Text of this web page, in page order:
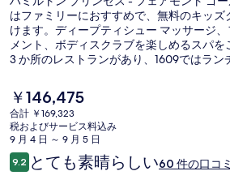
ス
フ
ェ
ア
モ
ン
はファミリーにおすすめで、無料のキッ
けます。ディープティシュー マッサージ
メント、ボディスクラブを楽しめるスパを
3 か所のレストランがあり、1609ではラン
の屋外プール、ビーチバー、およびホット
現
在
の
料
金
は
￥146,475
合計 ￥169,323
税およびサービス料込み
9 月 4 日 ～ 9 月 5 日
口
コ
9.210段階中9.2
とても素晴らしい60 件の口コ